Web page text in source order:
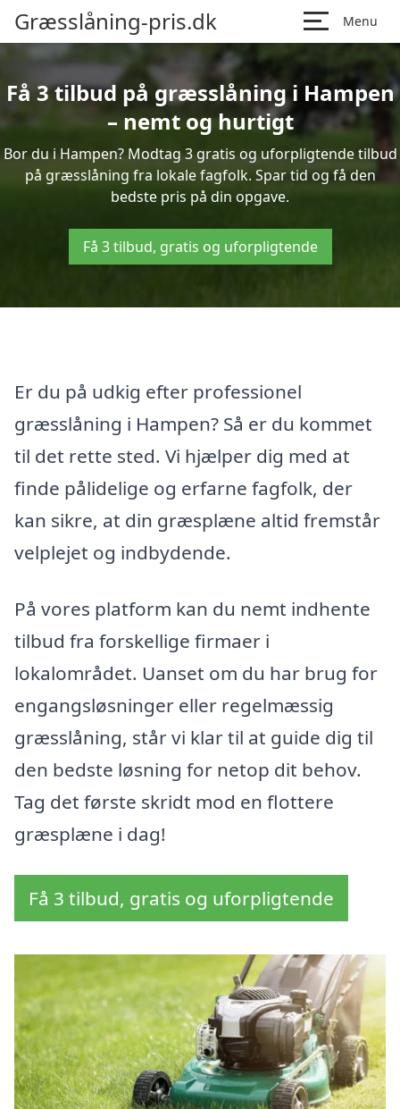
Græsslåning-pris.dk Menu
Få 3 tilbud på græsslåning i Hampen
– nemt og hurtigt
Bor du i Hampen? Modtag 3 gratis og uforpligtende tilbud
på græsslåning fra lokale fagfolk. Spar tid og få den
bedste pris på din opgave.
Få 3 tilbud, gratis og uforpligtende
Er du på udkig efter professionel
græsslåning i Hampen? Så er du kommet
til det rette sted. Vi hjælper dig med at
finde pålidelige og erfarne fagfolk, der
kan sikre, at din græsplæne altid fremstår
velplejet og indbydende.
På vores platform kan du nemt indhente
tilbud fra forskellige firmaer i
lokalområdet. Uanset om du har brug for
engangsløsninger eller regelmæssig
græsslåning, står vi klar til at guide dig til
den bedste løsning for netop dit behov.
Tag det første skridt mod en flottere
græsplæne i dag!
Få 3 tilbud, gratis og uforpligtende